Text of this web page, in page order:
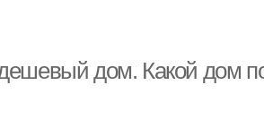
дом. Какой дом